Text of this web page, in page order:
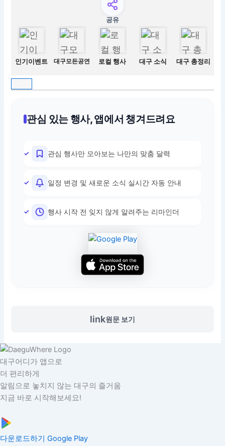
공유
인기이벤트 대구모든공연 로컬 행사 대구 소식 대구 총정리
관심 있는 행사, 앱에서 챙겨드려요
관심 행사만 모아보는 나만의 맞춤 달력
일정 변경 및 새로운 소식 실시간 자동 안내
행사 시작 전 잊지 않게 알려주는 리마인더
link원문 보기
대구어디가 앱으로
더 편리하게
알림으로 놓치지 않는 대구의 즐거움
지금 바로 시작해보세요!
다운로드하기 Google Play